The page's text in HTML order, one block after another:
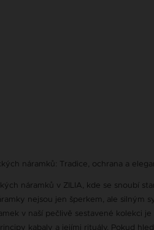
náramků: Tradice, ochrana a
náramků v ZILIA, kde se snoubí
nejsou jen šperkem, ale silným
v naší pečlivě sestavené kolekci
kabaly a jejími rituály. Pokud